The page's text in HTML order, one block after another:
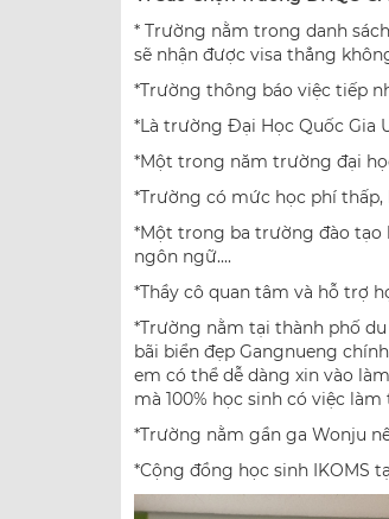
* Trường nằm trong danh
sẽ nhận được visa thẳng
*Trường thông báo việc tiếp
*Là trường Đại Học Quốc Gia
*Một trong năm trường đại
*Trường có mức học phí thấp,
*Một trong ba trường đào tạo
ngôn ngữ....
*Thầy cô quan tâm và hỗ trợ
*Trường nằm tại thành phố
bãi biển đẹp Gangnueng
em có thể dễ dàng xin vào
mà 100% học sinh có việc làm
*Trường nằm gần ga Wonju
*Cộng đồng học sinh IKOMS